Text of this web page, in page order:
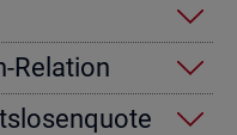
Re­la­ti­on